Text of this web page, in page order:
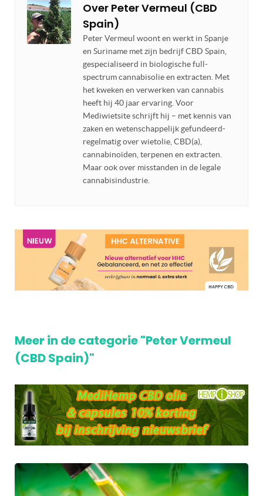
Over Peter Vermeul (CBD
Spain)
Peter Vermeul woont en werkt in Spanje
en Suriname met zijn bedrijf CBD Spain,
gespecialiseerd in biologische full-
spectrum cannabisolie en extracten. Met
het kweken en verwerken van cannabis
heeft hij 40 jaar ervaring. Voor
Mediwietsite schrijft hij – met kennis van
zaken en wetenschappelijk gefundeerd-
regelmatig over wietolie, CBD(a),
cannabinoïden, terpenen en extracten.
Maar ook over misstanden in de legale
cannabisindustrie.
Meer in de categorie "Peter Vermeul
(CBD Spain)"